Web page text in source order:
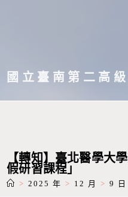
主國立臺南第二高
【轉知】臺北醫學大
假研習課程」
> 2025 年 > 12 月 > 9 日